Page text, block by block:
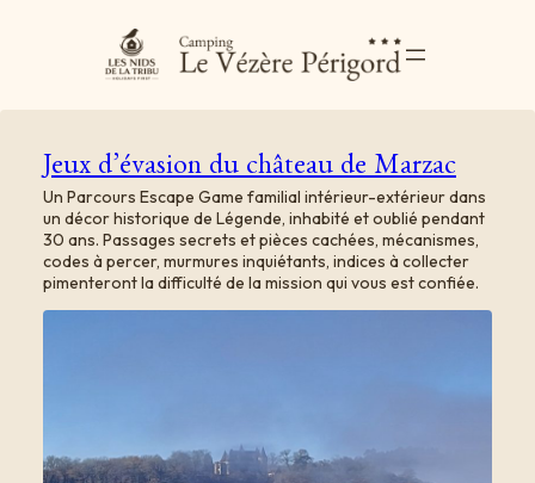
Jeux d’évasion du château de Marzac
​Un Parcours Escape Game familial intérieur-extérieur dans
un décor historique de Légende, inhabité et oublié pendant
30 ans.​ Passages secrets et pièces cachées, mécanismes,
codes à percer, murmures inquiétants, indices à collecter
pimenteront la difficulté de la mission qui vous est confiée.